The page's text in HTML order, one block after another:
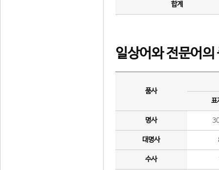
합계
일상어와 전문어의
품사
표
명사
대명사
수사